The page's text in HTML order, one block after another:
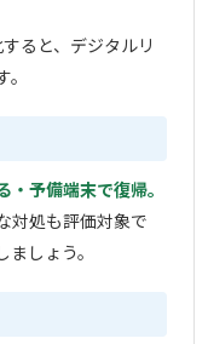
ると、デジタルリ
予備端末で復帰。
対処も評価対象で
しょう。